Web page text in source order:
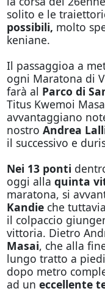
solito e le
possibili, molto
keniane.
Il passaggioa a
ogni Maratona di
farà al Parco di
Titus Kwemoi
avvantaggiano
nostro Andrea
il successivo e
Nei 13 ponti
oggi alla quinta
maratona, si
Kandieche
il colpaccio
vittoria. Dietro
Masai, che alla
lungo tratto a
dopo metro
ad un eccellente